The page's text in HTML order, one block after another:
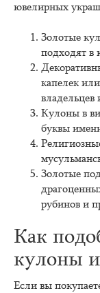
ювелирных
Золотые
подходят в
капелек
владельцев
Кулоны в
буквы
Золотые
рубинов и
Как
кулоны
Если вы